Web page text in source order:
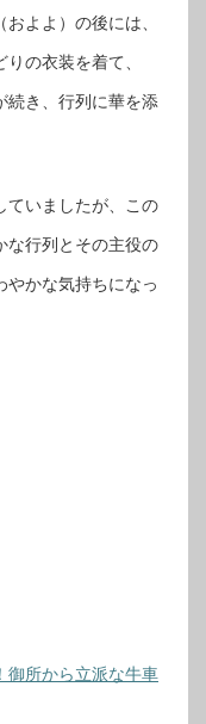
よよ）の後には、
の衣装を着て、
続き、行列に華を添
ていましたが、この
な行列とその主役の
やかな気持ちになっ
御所から立派な牛車